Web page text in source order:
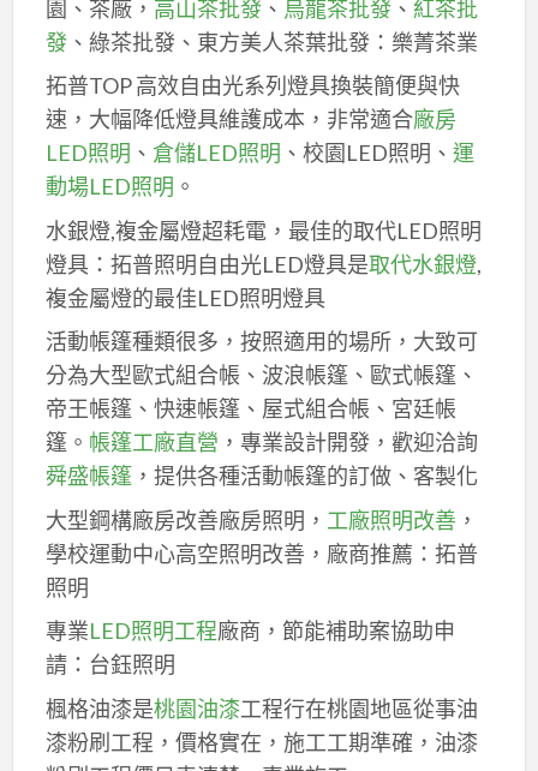
園、茶廠， 高山茶批發、 烏龍茶批發、 紅茶批
發、綠茶批發、東方美人茶葉批發：樂菁茶業
拓普TOP 高效自由光系列燈具換裝簡便與快
速，大幅降低燈具維護成本，非常適合廠房
LED照明 、 倉儲LED照明 、校園LED照明、 運
動場LED照明 。
水銀燈,複金屬燈超耗電，最佳的取代LED照明
燈具：拓普照明自由光LED燈具是取代水銀燈,
複金屬燈的最佳LED照明燈具
活動帳篷種類很多，按照適用的場所，大致可
分為大型歐式組合帳、波浪帳篷、歐式帳篷、
帝王帳篷、快速帳篷、屋式組合帳、宮廷帳
篷。 帳篷工廠直營 ，專業設計開發，歡迎洽詢
舜盛帳篷，提供各種活動帳篷的訂做、客製化
大型鋼構廠房改善廠房照明， 工廠照明改善，
學校運動中心高空照明改善，廠商推薦：拓普
照明
專業LED照明工程廠商，節能補助案協助申
請：台鈺照明
楓格油漆是桃園油漆工程行在桃園地區從事油
漆粉刷工程，價格實在，施工工期準確，油漆